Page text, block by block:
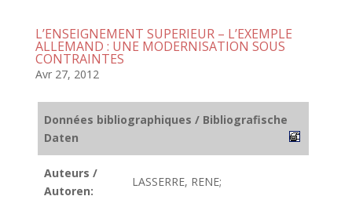
L’ENSEIGNEMENT SUPERIEUR – L’EXEMPLE
ALLEMAND : UNE MODERNISATION SOUS
CONTRAINTES
Avr 27, 2012
Données bibliographiques / Bibliografische
Daten
Auteurs /
Autoren:
LASSERRE, RENE;